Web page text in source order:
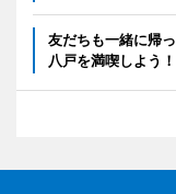
友だちも一緒に帰
八戸を満喫しよう！